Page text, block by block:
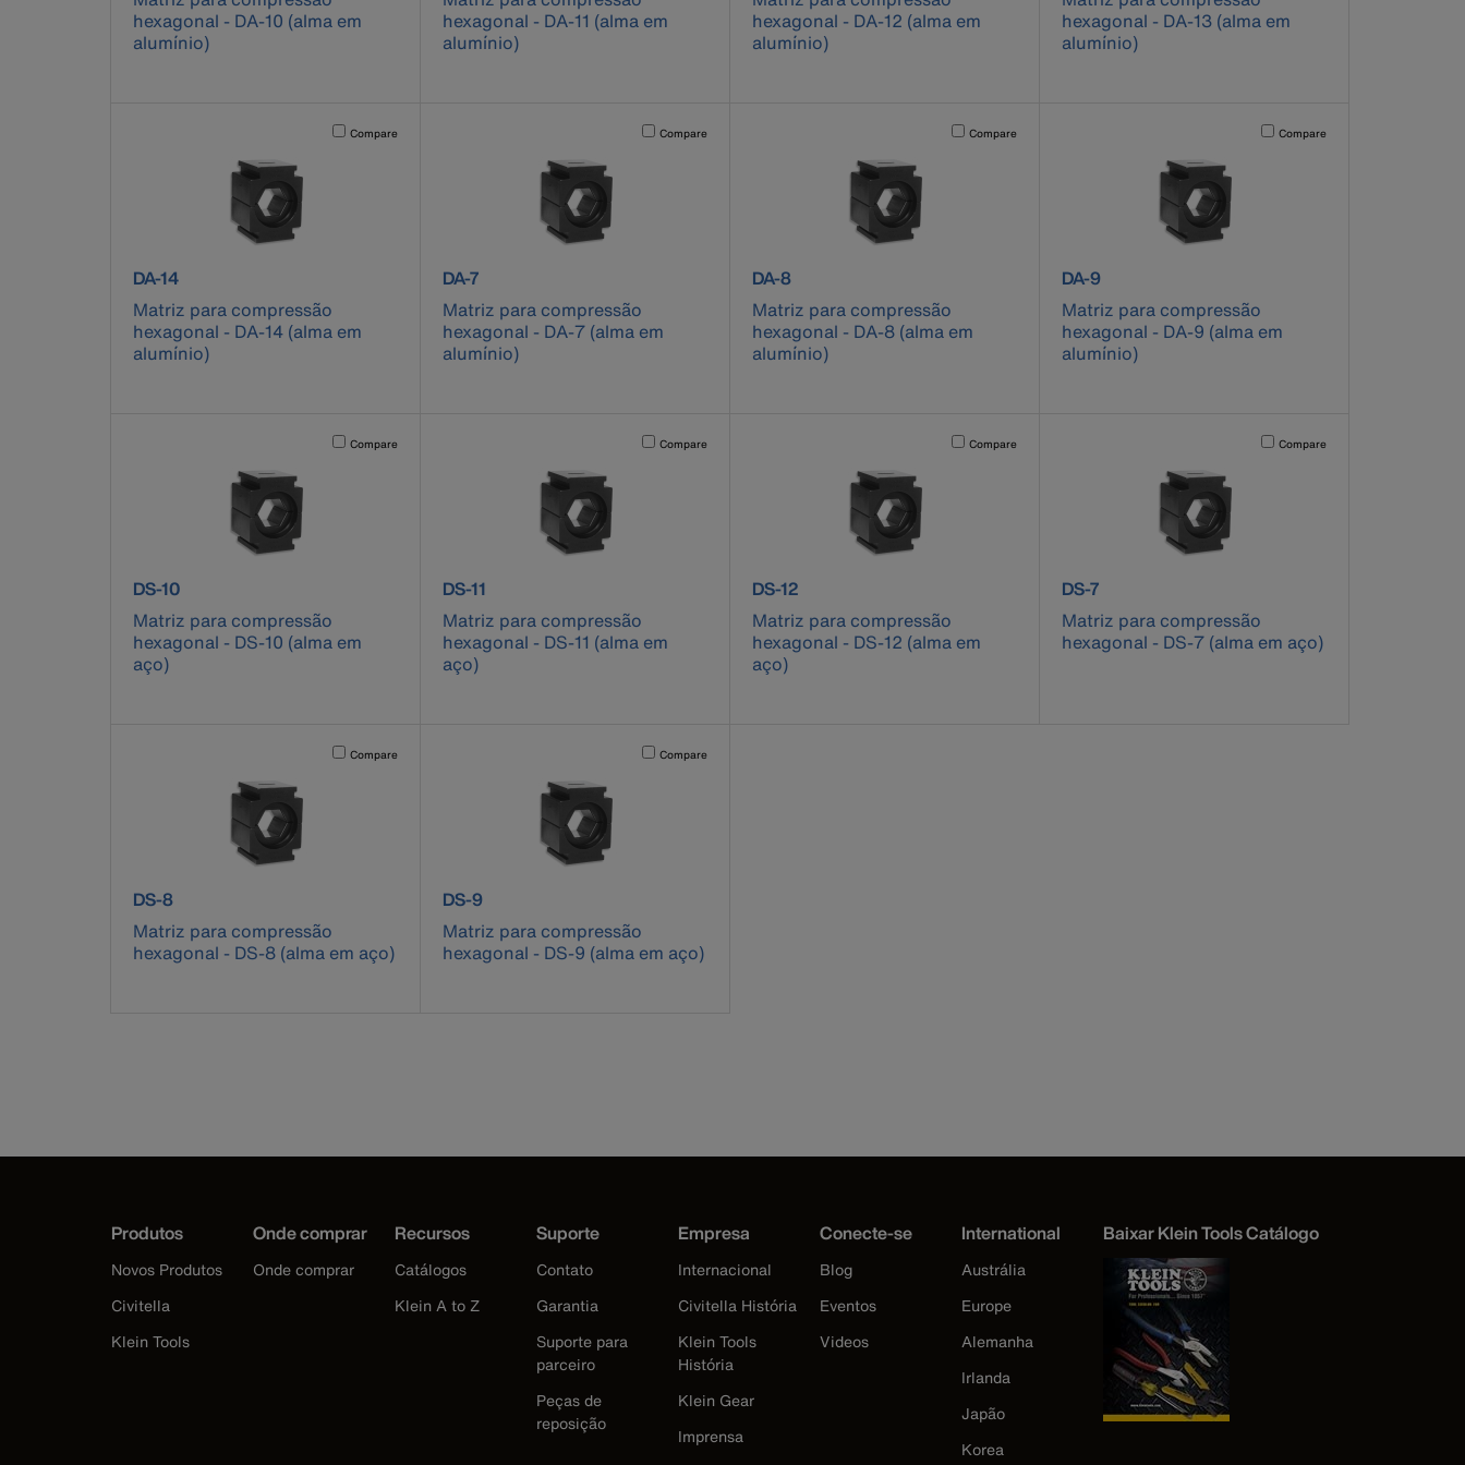
hexagonal - DA-10 (alma em
alumínio)
hexagonal - DA-11 (alma em
alumínio)
hexagonal - DA-12 (alma em
alumínio)
hexagonal - DA-13 (alma em
alumínio)
Activating this element will cause content on the page to be updated.
Compare
product number DA-14
DA-14
Matriz para compressão
hexagonal - DA-14 (alma em
alumínio)
Activating this element will cause content on the page to be updated.
Compare
product number DA-7
DA-7
Matriz para compressão
hexagonal - DA-7 (alma em
alumínio)
Activating this element will cause content on the page to be updated.
Compare
product number DA-8
DA-8
Matriz para compressão
hexagonal - DA-8 (alma em
alumínio)
Activating this element will cause
Compare
product number DA-9
DA-9
Matriz para compressão
hexagonal - DA-9 (alma em
alumínio)
Activating this element will cause content on the page to be updated.
Compare
product number DS-10
DS-10
Matriz para compressão
hexagonal - DS-10 (alma em
aço)
Activating this element will cause content on the page to be updated.
Compare
product number DS-11
DS-11
Matriz para compressão
hexagonal - DS-11 (alma em
aço)
Activating this element will cause content on the page to be updated.
Compare
product number DS-12
DS-12
Matriz para compressão
hexagonal - DS-12 (alma em
aço)
Activating this element will cause
Compare
product number DS-7
DS-7
Matriz para compressão
hexagonal - DS-7 (alma em aço)
Activating this element will cause content on the page to be updated.
Compare
product number DS-8
DS-8
Matriz para compressão
hexagonal - DS-8 (alma em aço)
Activating this element will cause content on the page to be updated.
Compare
product number DS-9
DS-9
Matriz para compressão
hexagonal - DS-9 (alma em aço)
Produtos
Novos Produtos
Civitella
Klein Tools
Onde comprar
Onde comprar
Recursos
Catálogos
Klein A to Z
Suporte
Contato
Garantia
Suporte para
parceiro
Peças de
reposição
Empresa
Internacional
Civitella História
Klein Tools
História
Klein Gear
Imprensa
Conecte-se
Blog
Eventos
Videos
International
Austrália
Europe
Alemanha
Irlanda
Japão
Korea
Baixar Klein Tools Catálogo